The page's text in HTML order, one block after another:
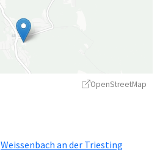
OpenStreetMap
Weissenbach an der Triesting